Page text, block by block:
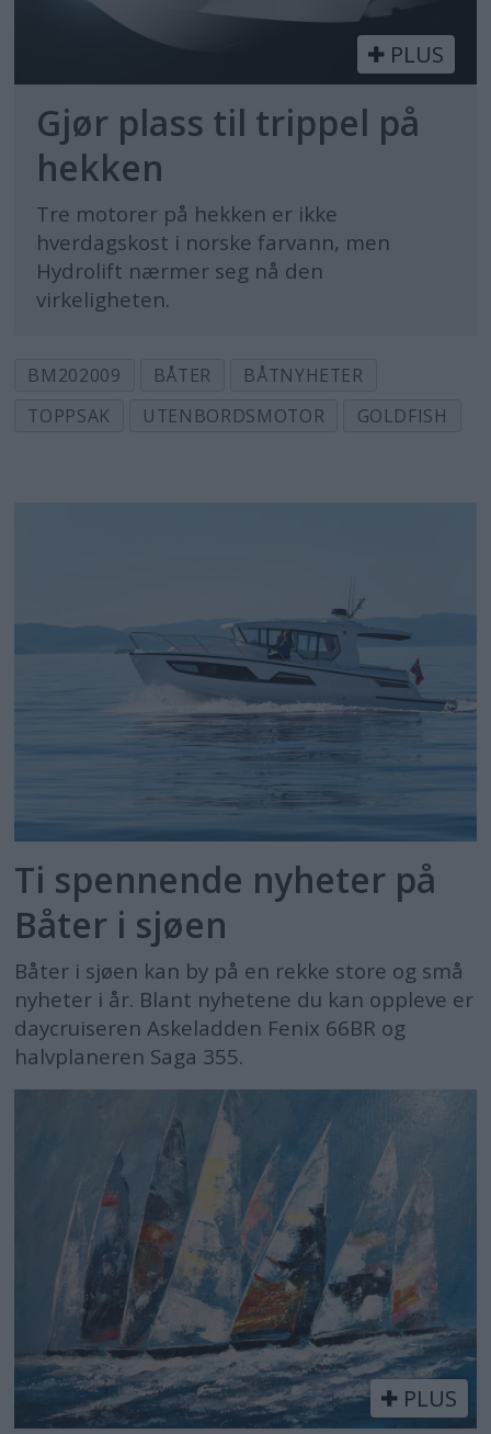
PLUS
Gjør plass til trippel på
hekken
Tre motorer på hekken er ikke
hverdagskost i norske farvann, men
Hydrolift nærmer seg nå den
virkeligheten.
BM202009 BÅTER
BÅTNYHETER
TOPPSAK
UTENBORDSMOTOR GOLDFISH
Ti spennende nyheter på
Båter i sjøen
Båter i sjøen kan by på en rekke store og små
nyheter i år. Blant nyhetene du kan oppleve er
daycruiseren Askeladden Fenix 66BR og
halvplaneren Saga 355.
PLUS